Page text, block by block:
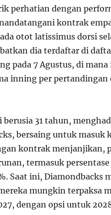
perhatian dengan
kontrak
otot latissimus dorsi
dia terdaftar di
pada 7 Agustus, di mana
inning per pertandingan
31 tahun,
bersaing untuk masuk
kontrak menjanjikan,
termasuk
Saat ini, Diamondbacks
mungkin terpaksa
dengan opsi untuk